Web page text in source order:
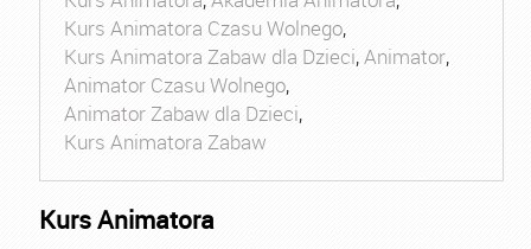
Kurs Animatora Czasu Wolnego,
Kurs Animatora Zabaw dla Dzieci,Animator,
Animator Czasu Wolnego,
Animator Zabaw dla Dzieci,
Kurs Animatora Zabaw
Kurs Animatora